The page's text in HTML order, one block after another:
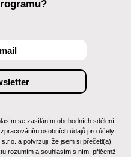
se zasíláním obchodních sdělení
osobních údajů pro účely
a potvrzuji, že jsem si přečetl(a)
rozumím a souhlasím s ním, přičemž